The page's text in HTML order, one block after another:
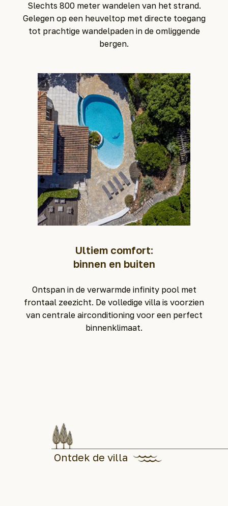
Slechts 800 meter wandelen van het strand.
Gelegen op een heuveltop met directe toegang
tot prachtige wandelpaden in de omliggende
bergen.
Ultiem comfort:
binnen en buiten
Ontspan in de verwarmde infinity pool met
frontaal zeezicht. De volledige villa is voorzien
van centrale airconditioning voor een perfect
binnenklimaat.
Ontdek de villa